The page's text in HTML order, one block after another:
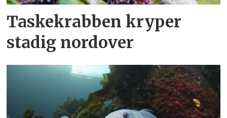
Taskekrabben kryper
stadig nordover